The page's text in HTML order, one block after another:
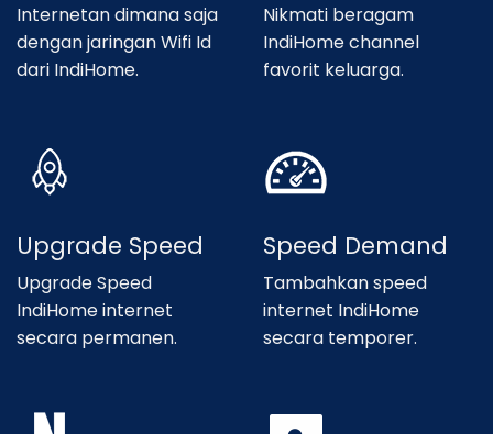
Internetan dimana saja
dengan jaringan Wifi Id
dari IndiHome.
Nikmati beragam
IndiHome channel
favorit keluarga.
Upgrade Speed
Upgrade Speed
IndiHome internet
secara permanen.
Speed Demand
Tambahkan speed
internet IndiHome
secara temporer.